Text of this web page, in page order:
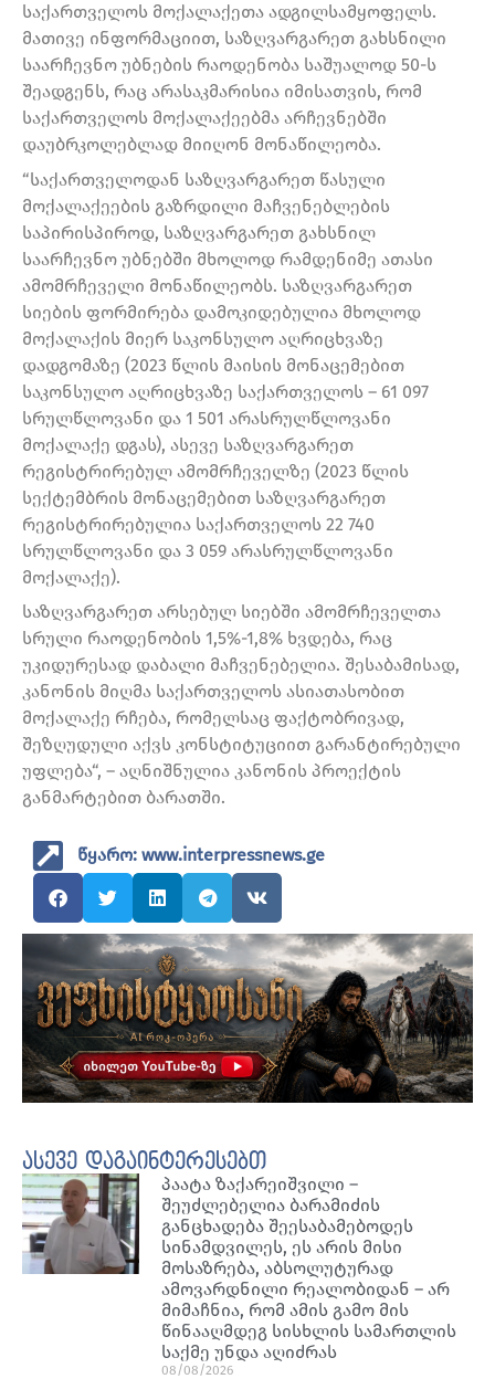
საქართველოს მოქალაქეთა ადგილსამყოფელს.
მათივე ინფორმაციით, საზღვარგარეთ გახსნილი
საარჩევნო უბნების რაოდენობა საშუალოდ 50-ს
შეადგენს, რაც არასაკმარისია იმისათვის, რომ
საქართველოს მოქალაქეებმა არჩევნებში
დაუბრკოლებლად მიიღონ მონაწილეობა.
“საქართველოდან საზღვარგარეთ წასული
მოქალაქეების გაზრდილი მაჩვენებლების
საპირისპიროდ, საზღვარგარეთ გახსნილ
საარჩევნო უბნებში მხოლოდ რამდენიმე ათასი
ამომრჩეველი მონაწილეობს. საზღვარგარეთ
სიების ფორმირება დამოკიდებულია მხოლოდ
მოქალაქის მიერ საკონსულო აღრიცხვაზე
დადგომაზე (2023 წლის მაისის მონაცემებით
საკონსულო აღრიცხვაზე საქართველოს – 61 097
სრულწლოვანი და 1 501 არასრულწლოვანი
მოქალაქე დგას), ასევე საზღვარგარეთ
რეგისტრირებულ ამომრჩეველზე (2023 წლის
სექტემბრის მონაცემებით საზღვარგარეთ
რეგისტრირებულია საქართველოს 22 740
სრულწლოვანი და 3 059 არასრულწლოვანი
მოქალაქე).
საზღვარგარეთ არსებულ სიებში ამომრჩეველთა
სრული რაოდენობის 1,5%-1,8% ხვდება, რაც
უკიდურესად დაბალი მაჩვენებელია. შესაბამისად,
კანონის მიღმა საქართველოს ასიათასობით
მოქალაქე რჩება, რომელსაც ფაქტობრივად,
შეზღუდული აქვს კონსტიტუციით გარანტირებული
უფლება“, – აღნიშნულია კანონის პროექტის
განმარტებით ბარათში.
წყარო: www.interpressnews.ge
ასევე დაგაინტერესებთ
პაატა ზაქარეიშვილი –
შეუძლებელია ბარამიძის
განცხადება შეესაბამებოდეს
სინამდვილეს, ეს არის მისი
მოსაზრება, აბსოლუტურად
ამოვარდნილი რეალობიდან – არ
მიმაჩნია, რომ ამის გამო მის
წინააღმდეგ სისხლის სამართლის
საქმე უნდა აღიძრას
08/08/2026